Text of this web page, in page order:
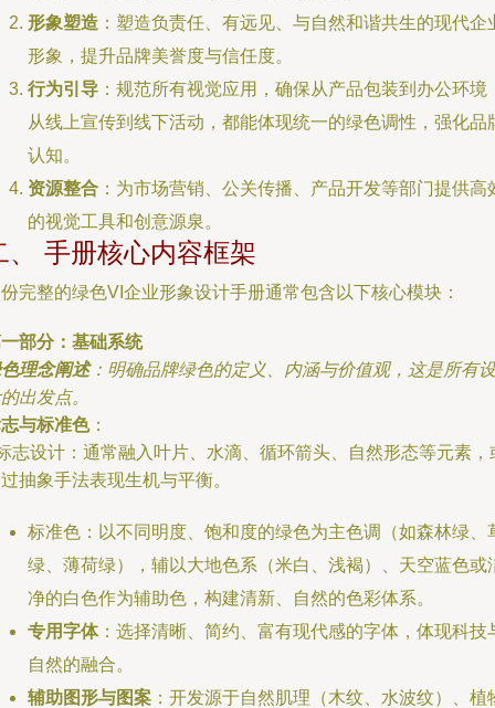
形象塑造 ：塑造负责任、有远见、与自然和谐共生的现代企
形象，提升品牌美誉度与信任度。
行为引导 ：规范所有视觉应用，确保从产品包装到办公环境
从线上宣传到线下活动，都能体现统一的绿色调性，强化品
认知。
资源整合 ：为市场营销、公关传播、产品开发等部门提供高
的视觉工具和创意源泉。
、 手册核心内容框架
完整的绿色VI企业形象设计手册通常包含以下核心模块：
部分：基础系统
理念阐述：明确品牌绿色的定义、内涵与价值观，这是所有设
出发点。
与标准色：
志设计：通常融入叶片、水滴、循环箭头、自然形态等元素，
抽象手法表现生机与平衡。
标准色：以不同明度、饱和度的绿色为主色调（如森林绿、
绿、薄荷绿），辅以大地色系（米白、浅褐）、天空蓝色或
净的白色作为辅助色，构建清新、自然的色彩体系。
专用字体：选择清晰、简约、富有现代感的字体，体现科技
自然的融合。
辅助图形与图案 ：开发源于自然肌理（木纹、水波纹）、植